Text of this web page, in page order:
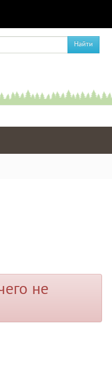
Найти
не